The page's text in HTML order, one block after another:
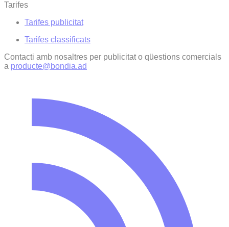
Tarifes
Tarifes publicitat
Tarifes classificats
Contacti amb nosaltres per publicitat o qüestions comercials
a producte@bondia.ad